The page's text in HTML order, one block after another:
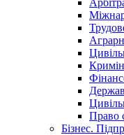
Право
Бізнес.